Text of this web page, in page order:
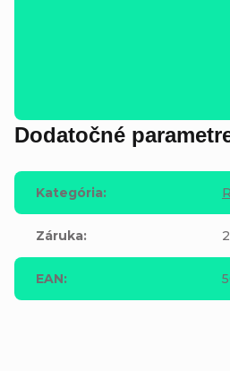
Dodatočné
Kategória:
Záruka:
EAN: